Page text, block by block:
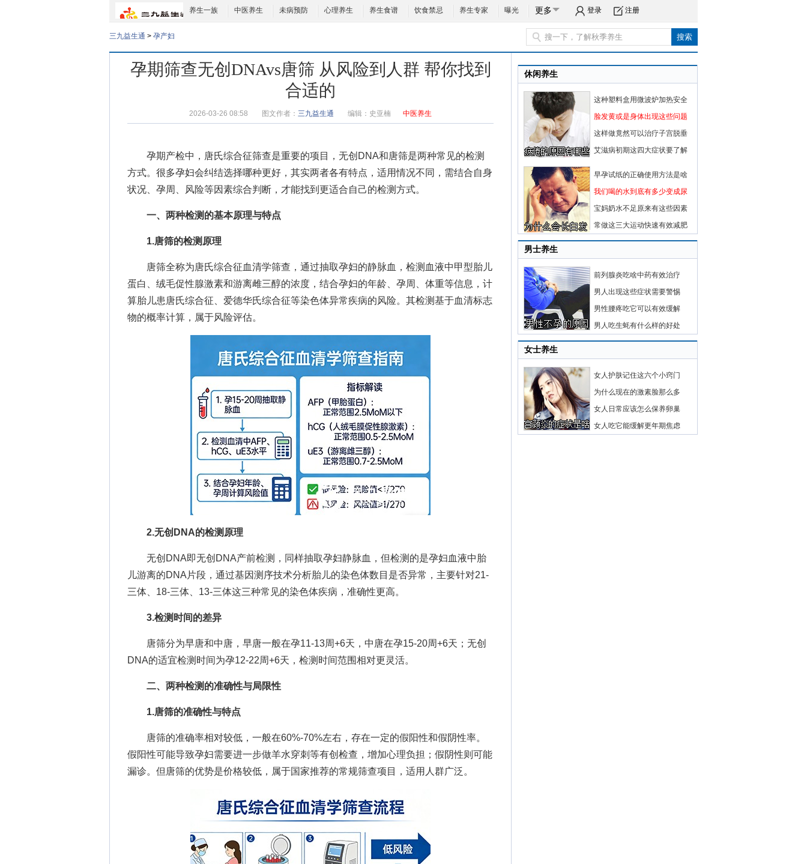
养生一族 中医养生 未病预防 心理养生 养生食谱 饮食禁忌 养生专家 曝光 更多 登录 注册
三九益生通 > 孕产妇
孕期筛查无创DNAvs唐筛 从风险到人群 帮你找到
合适的
2026-03-26 08:58 图文作者： 三九益生通 编辑： 史亚楠 中医养生
孕期产检中，唐氏综合征筛查是重要的项目，无创DNA和唐筛是两种常见的检测
方式。很多孕妇会纠结选择哪种更好，其实两者各有特点，适用情况不同，需结合自身
状况、孕周、风险等因素综合判断，才能找到更适合自己的检测方式。
一、两种检测的基本原理与特点
1.唐筛的检测原理
唐筛全称为唐氏综合征血清学筛查，通过抽取孕妇的静脉血，检测血液中甲型胎儿
蛋白、绒毛促性腺激素和游离雌三醇的浓度，结合孕妇的年龄、孕周、体重等信息，计
算胎儿患唐氏综合征、爱德华氏综合征等染色体异常疾病的风险。其检测基于血清标志
物的概率计算，属于风险评估。
2.无创DNA的检测原理
无创DNA即无创DNA产前检测，同样抽取孕妇静脉血，但检测的是孕妇血液中胎
儿游离的DNA片段，通过基因测序技术分析胎儿的染色体数目是否异常，主要针对21-
三体、18-三体、13-三体这三种常见的染色体疾病，准确性更高。
3.检测时间的差异
唐筛分为早唐和中唐，早唐一般在孕11-13周+6天，中唐在孕15-20周+6天；无创
DNA的适宜检测时间为孕12-22周+6天，检测时间范围相对更灵活。
二、两种检测的准确性与局限性
1.唐筛的准确性与特点
唐筛的准确率相对较低，一般在60%-70%左右，存在一定的假阳性和假阴性率。
假阳性可能导致孕妇需要进一步做羊水穿刺等有创检查，增加心理负担；假阴性则可能
漏诊。但唐筛的优势是价格较低，属于国家推荐的常规筛查项目，适用人群广泛。
休闲养生
这种塑料盒用微波炉加热安全
脸发黄或是身体出现这些问题
这样做竟然可以治疗子宫脱垂
艾滋病初期这四大症状要了解
早孕试纸的正确使用方法是啥
我们喝的水到底有多少变成尿
宝妈奶水不足原来有这些因素
常做这三大运动快速有效减肥
男士养生
前列腺炎吃啥中药有效治疗
男人出现这些症状需要警惕
男性腰疼吃它可以有效缓解
男人吃生蚝有什么样的好处
女士养生
女人护肤记住这六个小窍门
为什么现在的激素脸那么多
女人日常应该怎么保养卵巢
女人吃它能缓解更年期焦虑